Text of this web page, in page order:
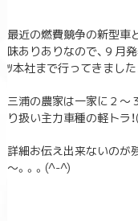
最近の燃費競争の新型車
味ありありなので、９月
ﾂ本社まで行ってきました
三浦の農家は一家に２～
り扱い主力車種の軽トラ！(
詳細お伝え出来ないのが
～。。。(^-^)